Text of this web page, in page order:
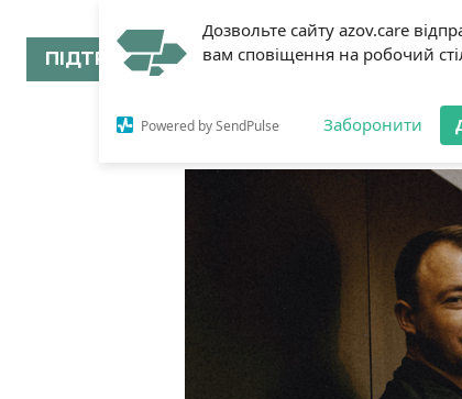
Дозвольте сайту azov.care
вам сповіщення на робочий
Powered by SendPulse Заборонити
ПІДТРИМАТИ